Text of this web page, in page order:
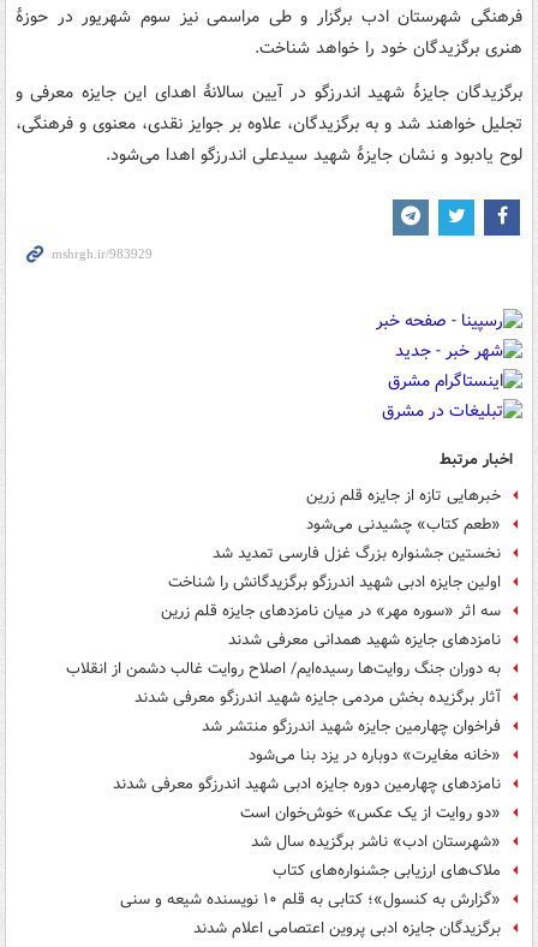
فرهنگی شهرستان ادب برگزار و طی مراسمی نیز سوم شهریور در حوزۀ
هنری برگزیدگان خود را خواهد شناخت.
برگزیدگان جایزۀ شهید اندرزگو در آیین سالانۀ اهدای این جایزه معرفی و
تجلیل خواهند شد و به برگزیدگان، علاوه بر جوایز نقدی، معنوی و فرهنگی،
لوح یادبود و نشان جایزۀ شهید سیدعلی اندرزگو اهدا می‌شود.
اخبار مرتبط
خبرهایی تازه از جایزه قلم زرین
«طعم کتاب» چشیدنی می‌شود
نخستین جشنواره بزرگ غزل فارسی تمدید شد
اولین جایزه ادبی شهید اندرزگو برگزیدگانش را شناخت
سه اثر «سوره مهر» در میان نامزدهای جایزه قلم زرین
نامزدهای جایزه شهید همدانی معرفی شدند
به دوران جنگ روایت‌ها رسیده‌ایم/ اصلاح روایت غالب دشمن از انقلاب
آثار برگزیده بخش مردمی جایزه شهید اندرزگو معرفی شدند
فراخوان چهارمین جایزه شهید اندرزگو منتشر شد
«خانه مغایرت» دوباره در یزد بنا می‌شود
نامزدهای چهارمین دوره جایزه ادبی شهید اندرزگو معرفی شدند
«دو روایت از یک عکس» خوش‌خوان‌ است
«شهرستان ادب» ناشر برگزیده سال شد
ملاک‌های ارزیابی جشنواره‌های کتاب
«گزارش به کنسول»؛ کتابی به قلم ۱۰ نویسنده شیعه و سنی
برگزیدگان جایزه ادبی پروین اعتصامی اعلام شدند